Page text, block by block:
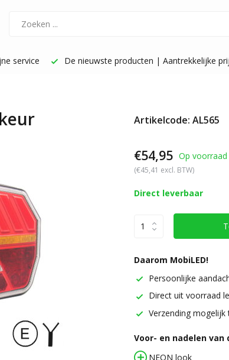
service De nieuwste producten | Aantrekkelijke
Artikelcode: AL565
€54,95 Op voorraad
(€45,41 excl. BTW)
Direct leverbaar
Daarom MobiLED!
Persoonlijke
Direct uit voorraad
Verzending mogelijk
Voor- en nadelen
NEON look